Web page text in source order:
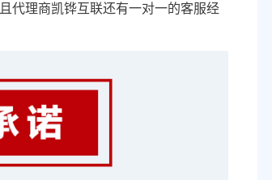
代理商凯铧互联还有一对一的客服经